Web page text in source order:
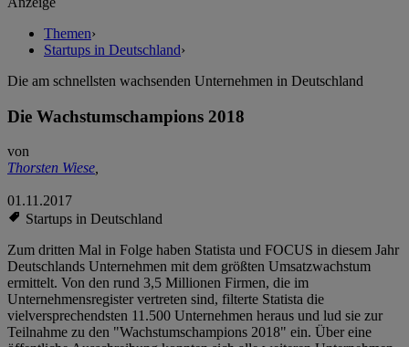
Themen›
Startups in Deutschland›
Die am schnellsten wachsenden Unternehmen in Deutschland
Die Wachstumschampions 2018
von
Thorsten Wiese,
01.11.2017
Startups in Deutschland
Zum dritten Mal in Folge haben Statista und FOCUS in diesem Jahr
Deutschlands Unternehmen mit dem größten Umsatzwachstum
ermittelt. Von den rund 3,5 Millionen Firmen, die im
Unternehmensregister vertreten sind, filterte Statista die
vielversprechendsten 11.500 Unternehmen heraus und lud sie zur
Teilnahme zu den "Wachstumschampions 2018" ein. Über eine